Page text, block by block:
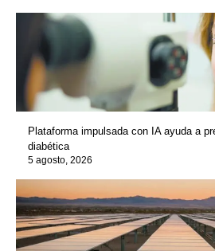
Plataforma impulsada con IA ayuda a
diabética
5 agosto, 2026